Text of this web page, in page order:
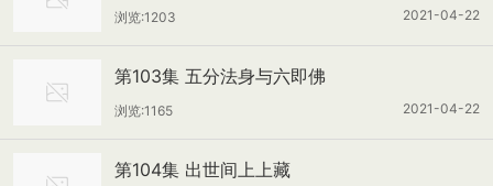
2021-04-22
浏览:1203
第103集 五分法身与六即佛
2021-04-22
浏览:1165
第104集 出世间上上藏